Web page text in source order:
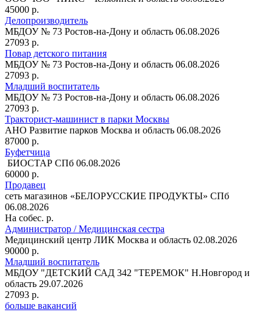
45000 р.
Делопроизводитель
МБДОУ № 73 Ростов-на-Дону и область 06.08.2026
27093 р.
Повар детского питания
МБДОУ № 73 Ростов-на-Дону и область 06.08.2026
27093 р.
Младший воспитатель
МБДОУ № 73 Ростов-на-Дону и область 06.08.2026
27093 р.
Тракторист-машинист в парки Москвы
АНО Развитие парков Москва и область 06.08.2026
87000 р.
Буфетчица
БИОСТАР СПб 06.08.2026
60000 р.
Продавец
сеть магазинов «БЕЛОРУССКИЕ ПРОДУКТЫ» СПб
06.08.2026
На собес. р.
Администратор / Медицинская сестра
Медицинский центр ЛИК Москва и область 02.08.2026
90000 р.
Младший воспитатель
МБДОУ "ДЕТСКИЙ САД 342 "ТЕРЕМОК" Н.Новгород и
область 29.07.2026
27093 р.
больше вакансий